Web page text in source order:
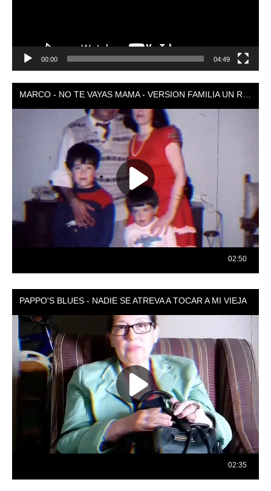
00:00 04:49